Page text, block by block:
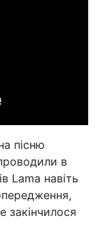
пісню
в
Lama навіть
закінчилося